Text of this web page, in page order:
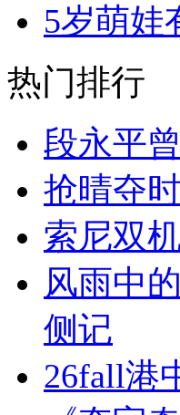
5岁萌娃
热门排行
段永平
抢晴夺
索尼双
风雨中
侧记
26fall港